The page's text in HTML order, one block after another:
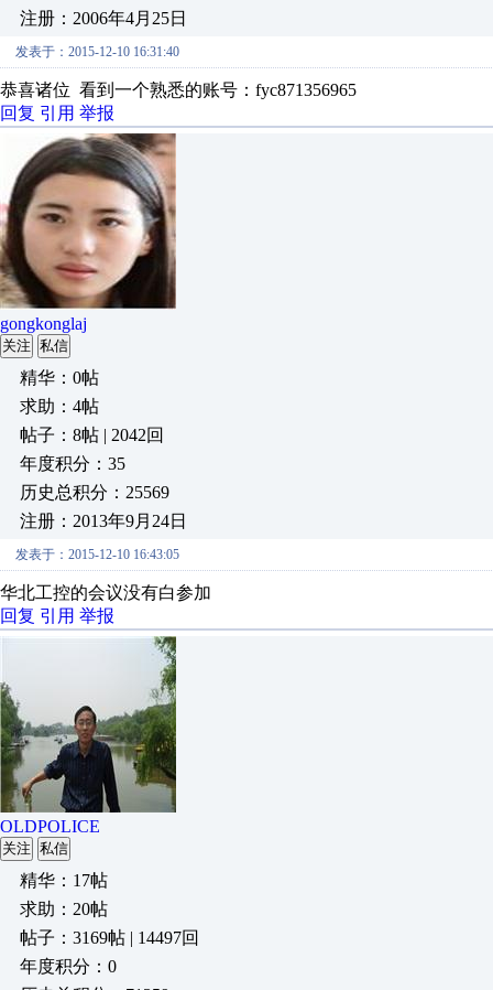
注册：2006年4月25日
发表于：2015-12-10 16:31:40
恭喜诸位 看到一个熟悉的账号：fyc871356965
回复 引用 举报
gongkonglaj
关注 私信
精华：0帖
求助：4帖
帖子：8帖 | 2042回
年度积分：35
历史总积分：25569
注册：2013年9月24日
发表于：2015-12-10 16:43:05
华北工控的会议没有白参加
回复 引用 举报
OLDPOLICE
关注 私信
精华：17帖
求助：20帖
帖子：3169帖 | 14497回
年度积分：0